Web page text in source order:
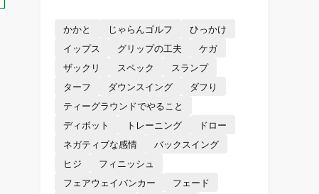
かかと じゃらんゴルフ
ひっかけ
イップス
グリップの工夫
ケガ
ザックリ
スペック
スランプ
ターフ
ダウンスイング
ダフり
ティーグラウンドでやること
ディボット
トレーニング
ドロー
ネガティブな感情
バックスイング
ヒジ
フィニッシュ
フェアウェイバンカー
フェード